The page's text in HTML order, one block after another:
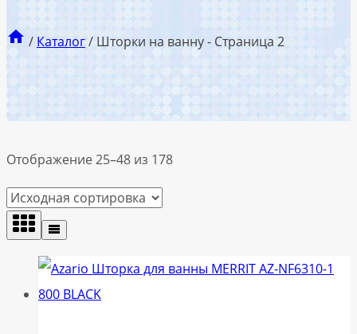
/ Каталог/ Шторки на ванну- Страница 2
Отображение 25–48 из 178